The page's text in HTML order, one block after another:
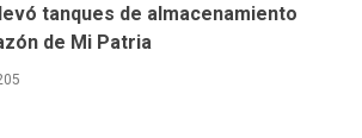
tanques de almacenamiento
de Mi Patria